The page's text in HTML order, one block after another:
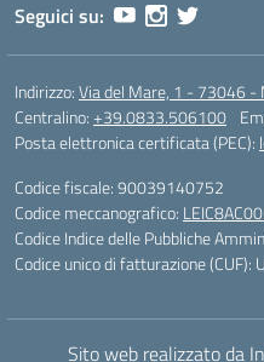
Seguici su:
Indirizzo:Via del Mare, 1 - 73046 -
Centralino:+39.0833.506100
Posta elettronica certificata (PEC):
Codice fiscale: 90039140752
Codice meccanografico:
Codice Indice delle Pubbliche
Codice unico di fatturazione (CUF):
Sito web realizzato da